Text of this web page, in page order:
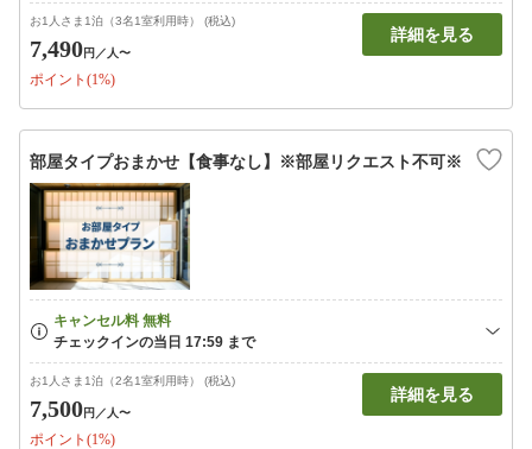
お1人さま1泊（3名1室利用時） (税込)
7,490円 ／人〜
ポイント(1%)
詳細を見る
部屋タイプおまかせ【食事なし】※部屋リクエスト不可※
お1人さま1泊（2名1室利用時） (税込)
7,500円 ／人〜
ポイント(1%)
詳細を見る